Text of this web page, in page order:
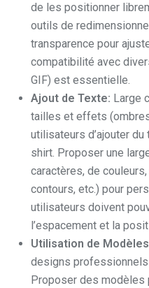
de les positionner
outils de
transparence pour
compatibilité avec
GIF) est essentielle.
Ajout de Texte: Large
tailles et effets
utilisateurs d’ajouter
shirt. Proposer une
caractères, de
contours, etc.) pour
utilisateurs doivent
l’espacement et la
Utilisation de
designs
Proposer des modèles